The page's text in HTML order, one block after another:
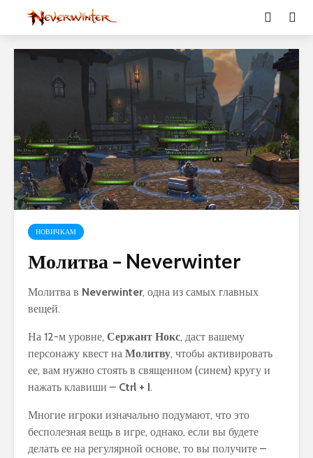
НОВИЧКАМ
Молитва – Neverwinter
Молитва в Neverwinter, одна из самых главных
вещей.
На 12-м уровне, Сержант Нокс, даст вашему
персонажу квест на Молитву, чтобы активировать
ее, вам нужно стоять в священном (синем) кругу и
нажать клавиши – Ctrl + I.
Многие игроки изначально подумают, что это
бесполезная вещь в игре, однако, если вы будете
делать ее на регулярной основе, то вы получите –